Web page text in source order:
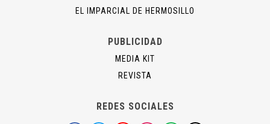
EL IMPARCIAL DE HERMOSILLO
PUBLICIDAD
MEDIA KIT
REVISTA
REDES SOCIALES